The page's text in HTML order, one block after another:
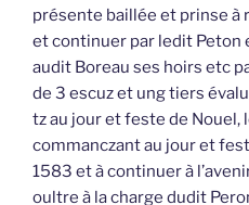
présente baillée et prinse à
et continuer par ledit Peton
audit Boreau ses hoirs etc
de 3 escuz et ung tiers
tz au jour et feste de
commanczant au jour et
1583 et à continuer à
oultre à la charge dudit